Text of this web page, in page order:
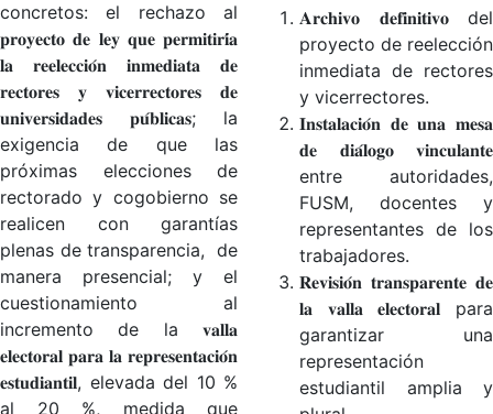
concretos: el rechazo al
𝐩𝐫𝐨𝐲𝐞𝐜𝐭𝐨 𝐝𝐞 𝐥𝐞𝐲 𝐪𝐮𝐞 𝐩𝐞𝐫𝐦𝐢𝐭𝐢𝐫𝐢́𝐚
𝐥𝐚 𝐫𝐞𝐞𝐥𝐞𝐜𝐜𝐢𝐨́𝐧 𝐢𝐧𝐦𝐞𝐝𝐢𝐚𝐭𝐚 𝐝𝐞
𝐫𝐞𝐜𝐭𝐨𝐫𝐞𝐬 𝐲 𝐯𝐢𝐜𝐞𝐫𝐫𝐞𝐜𝐭𝐨𝐫𝐞𝐬 𝐝𝐞
𝐮𝐧𝐢𝐯𝐞𝐫𝐬𝐢𝐝𝐚𝐝𝐞𝐬 𝐩𝐮́𝐛𝐥𝐢𝐜𝐚𝐬; la
exigencia de que las
próximas elecciones de
rectorado y cogobierno se
realicen con garantías
plenas de transparencia, de
manera presencial; y el
cuestionamiento al
incremento de la 𝐯𝐚𝐥𝐥𝐚
𝐞𝐥𝐞𝐜𝐭𝐨𝐫𝐚𝐥 𝐩𝐚𝐫𝐚 𝐥𝐚 𝐫𝐞𝐩𝐫𝐞𝐬𝐞𝐧𝐭𝐚𝐜𝐢𝐨́𝐧
𝐞𝐬𝐭𝐮𝐝𝐢𝐚𝐧𝐭𝐢𝐥, elevada del 10 %
al 20 %, medida que
𝐀𝐫𝐜𝐡𝐢𝐯𝐨 𝐝𝐞𝐟𝐢𝐧𝐢𝐭𝐢𝐯𝐨 del
proyecto de reelección
inmediata de rectores
y vicerrectores.
𝐈𝐧𝐬𝐭𝐚𝐥𝐚𝐜𝐢𝐨́𝐧 𝐝𝐞 𝐮𝐧𝐚 𝐦𝐞𝐬𝐚
𝐝𝐞 𝐝𝐢𝐚́𝐥𝐨𝐠𝐨 𝐯𝐢𝐧𝐜𝐮𝐥𝐚𝐧𝐭𝐞
entre autoridades,
FUSM, docentes y
representantes de los
trabajadores.
𝐑𝐞𝐯𝐢𝐬𝐢𝐨́𝐧 𝐭𝐫𝐚𝐧𝐬𝐩𝐚𝐫𝐞𝐧𝐭𝐞 𝐝𝐞
𝐥𝐚 𝐯𝐚𝐥𝐥𝐚 𝐞𝐥𝐞𝐜𝐭𝐨𝐫𝐚𝐥 para
garantizar una
representación
estudiantil amplia y